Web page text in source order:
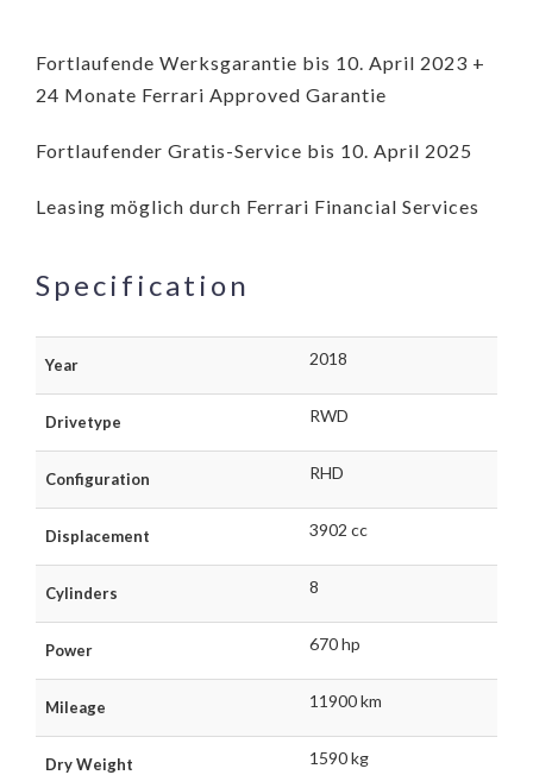
Fortlaufende Werksgarantie bis 10. April 2023 +
24 Monate Ferrari Approved Garantie
Fortlaufender Gratis-Service bis 10. April 2025
Leasing möglich durch Ferrari Financial Services
Specification
Year 2018
Drivetype RWD
Configuration RHD
Displacement 3902 cc
Cylinders 8
Power 670 hp
Mileage 11900 km
Dry Weight 1590 kg